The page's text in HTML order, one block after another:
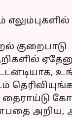
குறைபாடு
அறிய,